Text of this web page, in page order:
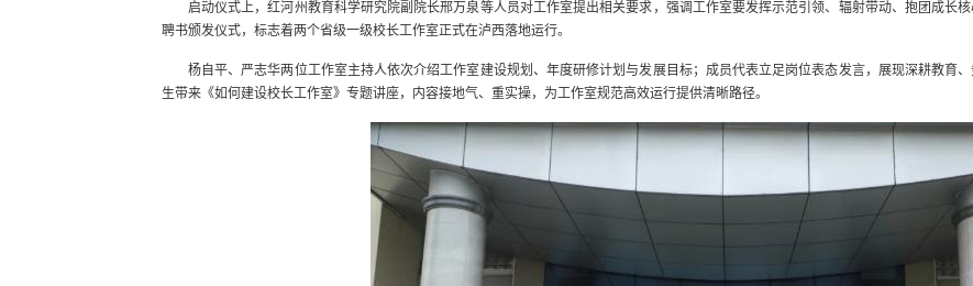
启动仪式上，红河州教育科学研究院副院长邢万泉等人员对工作室提出相关要求，强调工作室要发挥示范引领、辐射带动、抱团成长
聘书颁发仪式，标志着两个省级一级校长工作室正式在泸西落地运行。
杨自平、严志华两位工作室主持人依次介绍工作室建设规划、年度研修计划与发展目标；成员代表立足岗位表态发言，展现深耕教育
生带来《如何建设校长工作室》专题讲座，内容接地气、重实操，为工作室规范高效运行提供清晰路径。